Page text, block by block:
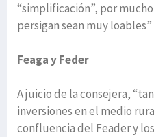
“simplificación”, por
persigan sean muy
Feaga y Feder
A juicio de la consejera,
inversiones en el medio
confluencia del Feader y